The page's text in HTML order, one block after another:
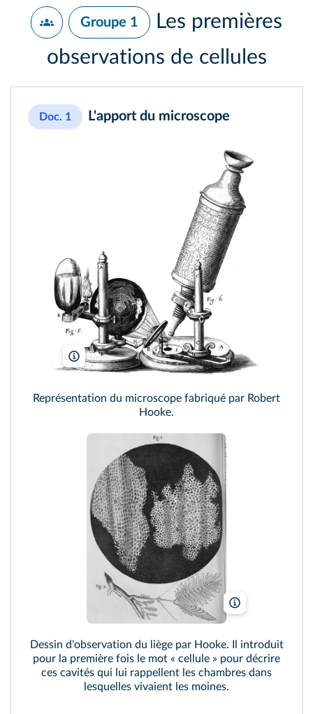
Groupe 1
Les premières
observations de cellules
Doc. 1 L'apport du microscope
Wellcome Images/Wikimedia
Représentation du microscope fabriqué par Robert
Hooke.
Dessin d'observation du liège par Hooke. Il introduit
pour la première fois le mot « cellule » pour décrire
ces cavités qui lui rappellent les chambres dans
lesquelles vivaient les moines.